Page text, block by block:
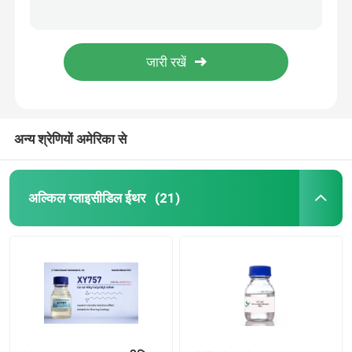
एपॉक्सी रिएक्टिव दिलुएंट
बिस्फेनॉल ए एपोक्सी राल
कैस 28768 32 3
एलिल ग्लाइसीडिल ईथर
अन्य श्रेणियों अमेरिका से
अल्किल ग्लाइसीडिल ईथर (21)